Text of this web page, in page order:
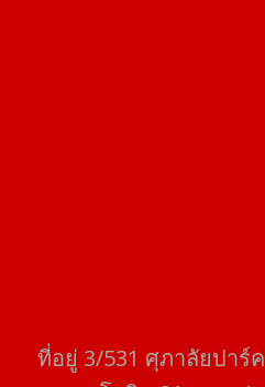
ที่อยู่​ 3/531​ ศุภาลัยปาร์